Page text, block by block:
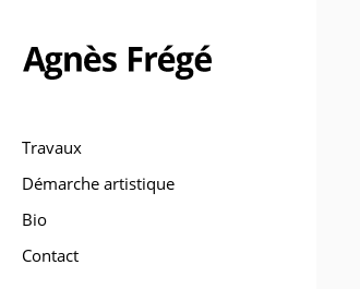
Travaux
Démarche artistique
Bio
Contact